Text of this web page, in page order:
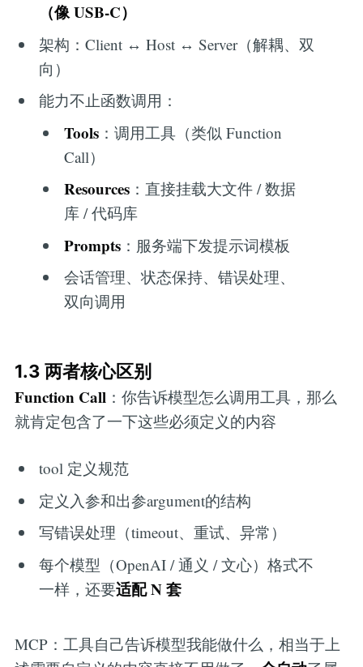
（像 USB‑C）
架构：Client ↔ Host ↔ Server（解耦、双
向）
能力不止函数调用：
Tools：调用工具（类似 Function
Call）
Resources：直接挂载大文件 / 数据
库 / 代码库
Prompts：服务端下发提示词模板
会话管理、状态保持、错误处理、
双向调用
1.3 两者核心区别
Function Call ：你告诉模型怎么调用工具，那么
就肯定包含了一下这些必须定义的内容
tool 定义规范
定义入参和出参argument的结构
写错误处理（timeout、重试、异常）
每个模型（OpenAI / 通义 / 文心）格式不
一样，还要适配 N 套
MCP：工具自己告诉模型我能做什么，相当于上